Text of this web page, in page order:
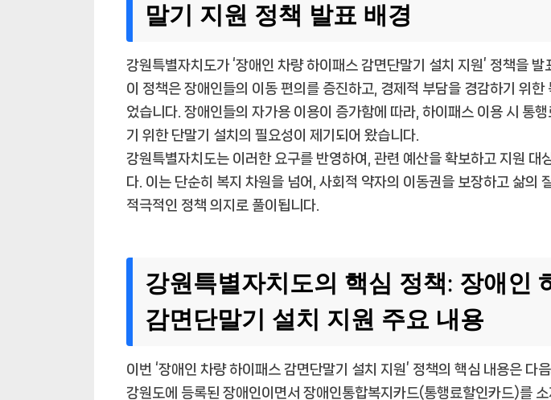
말기 지원 정책 발표 배경
강원특별자치도가 ‘장애인 차량 하이패스 감면단말기 설치 지원’ 정책을 발
이 정책은 장애인들의 이동 편의를 증진하고, 경제적 부담을 경감하기 위한
었습니다. 장애인들의 자가용 이용이 증가함에 따라, 하이패스 이용 시 통
기 위한 단말기 설치의 필요성이 제기되어 왔습니다.
강원특별자치도는 이러한 요구를 반영하여, 관련 예산을 확보하고 지원 대
다. 이는 단순히 복지 차원을 넘어, 사회적 약자의 이동권을 보장하고 삶의
적극적인 정책 의지로 풀이됩니다.
강원특별자치도의 핵심 정책: 장애인
감면단말기 설치 지원 주요 내용
이번 ‘장애인 차량 하이패스 감면단말기 설치 지원’ 정책의 핵심 내용은 다
강원도에 등록된 장애인이면서 장애인통합복지카드(통행료할인카드)를